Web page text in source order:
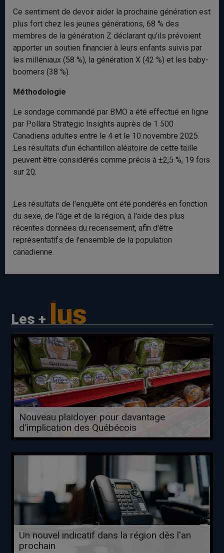
Ce sentiment de devoir aider la prochaine génération est
plus fort chez les jeunes générations, 68 % des
membres de la génération Z déclarant qu'ils prévoient
apporter un soutien financier à leurs enfants suivis par
les milléniaux (58 %), la génération X (42 %) et les baby-
boomers (38 %).
Méthodologie
Le sondage commandé par BMO a été effectué en ligne
par Pollara Strategic Insights auprès de 1 500
Canadiens adultes entre le 4 et le 10 novembre 2025.
Les résultats d'un échantillon aléatoire de cette taille
peuvent être considérés comme précis à ±2,5 %, 19 fois
sur 20.
Les résultats de l'enquête ont été pondérés en fonction
du sexe, de l'âge et de la région, à l'aide des plus
récentes données du recensement, afin d'être
représentatifs de l'ensemble de la population
canadienne.
Les + lus
Nouveau plaidoyer pour davantage
d'implication des Québécois
Un nouvel indicatif dans la région dès l'an
prochain